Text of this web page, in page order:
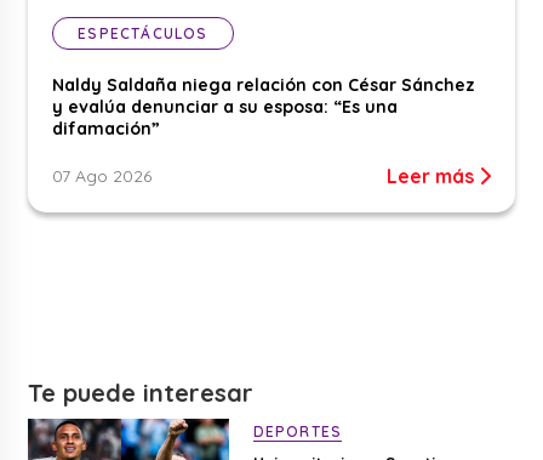
ESPECTÁCULOS
Naldy Saldaña niega relación con César Sánchez
y evalúa denunciar a su esposa: “Es una
difamación”
07 Ago 2026 Leer más
Te puede interesar
DEPORTES